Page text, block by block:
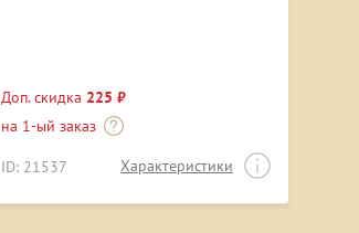
Доп. скидка 225 ₽
на 1-ый заказ
ID: 21537 Характеристики